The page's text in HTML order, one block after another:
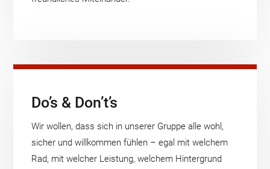
Do’s & Don’t’s
Wir wollen, dass sich in unserer Gruppe alle wohl,
sicher und willkommen fühlen – egal mit welchem
Rad, mit welcher Leistung, welchem Hintergrund